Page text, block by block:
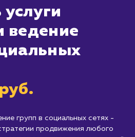
на управление
: Ведение групп в
и если у вас нет времени
возможно, вам стоит
способы продвижения.
с аудиторией: Если